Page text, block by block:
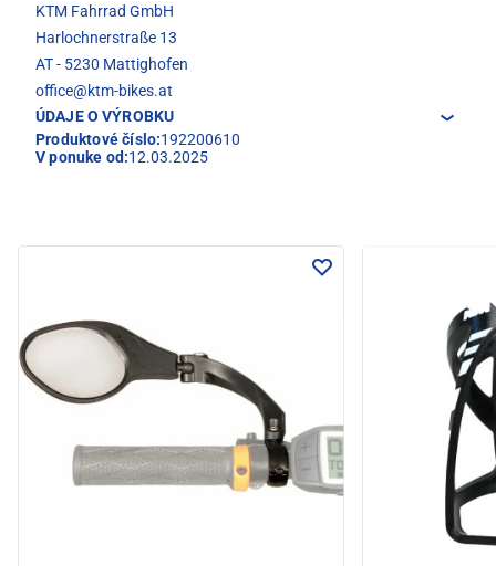
KTM Fahrrad GmbH
Harlochnerstraße 13
AT - 5230 Mattighofen
office@ktm-bikes.at
ÚDAJE O VÝROBKU
Produktové číslo:192200610
V ponuke od:12.03.2025